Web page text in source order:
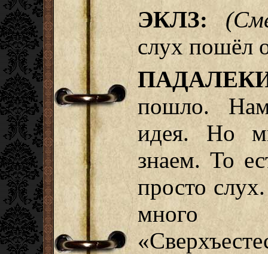
ЭКЛЗ:
слух пошёл
пошло.
идея. Но
знаем. То
просто